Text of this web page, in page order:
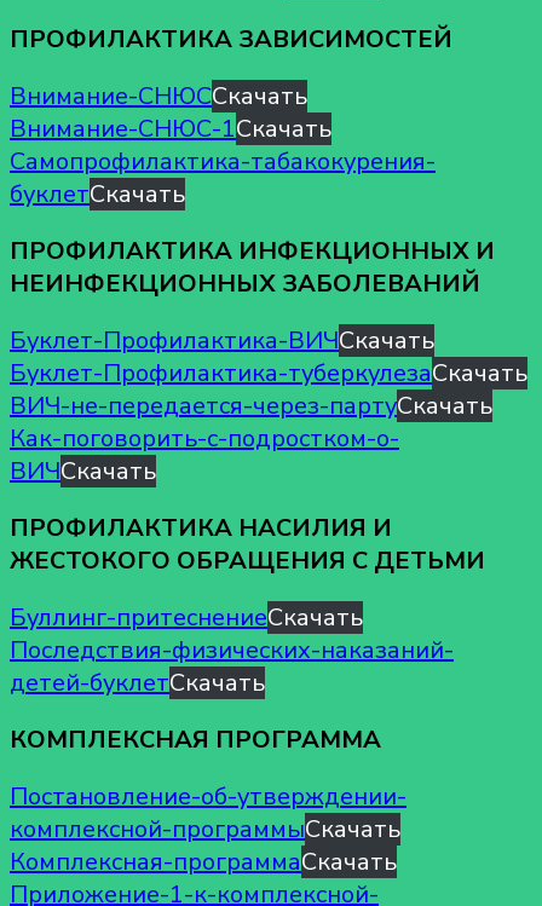
ПРОФИЛАКТИКА ЗАВИСИМОСТЕЙ
Внимание-СНЮССкачать
Внимание-СНЮС-1Скачать
Самопрофилактика-табакокурения-
буклетСкачать
ПРОФИЛАКТИКА ИНФЕКЦИОННЫХ И
НЕИНФЕКЦИОННЫХ ЗАБОЛЕВАНИЙ
Буклет-Профилактика-ВИЧСкачать
Буклет-Профилактика-туберкулезаСкачать
ВИЧ-не-передается-через-партуСкачать
Как-поговорить-с-подростком-о-
ВИЧСкачать
ПРОФИЛАКТИКА НАСИЛИЯ И
ЖЕСТОКОГО ОБРАЩЕНИЯ С ДЕТЬМИ
Буллинг-притеснениеСкачать
Последствия-физических-наказаний-
детей-буклетСкачать
КОМПЛЕКСНАЯ ПРОГРАММА
Постановление-об-утверждении-
комплексной-программыСкачать
Комплексная-программаСкачать
Приложение-1-к-комплексной-